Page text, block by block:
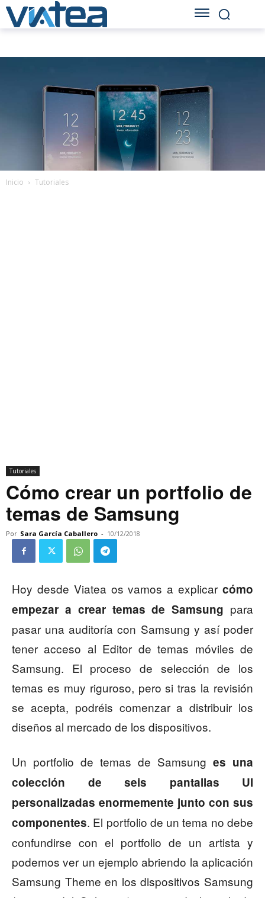
Inicio Tutoriales
Tutoriales
Cómo crear un portfolio de
temas de Samsung
Por Sara García Caballero - 10/12/2018
Hoy desde Viatea os vamos a explicar cómo
empezar a crear temas de Samsung para
pasar una auditoría con Samsung y así poder
tener acceso al Editor de temas móviles de
Samsung. El proceso de selección de los
temas es muy riguroso, pero si tras la revisión
se acepta, podréis comenzar a distribuir los
diseños al mercado de los dispositivos.
Un portfolio de temas de Samsung es una
colección de seis pantallas UI
personalizadas enormemente junto con sus
componentes. El portfolio de un tema no debe
confundirse con el portfolio de un artista y
podemos ver un ejemplo abriendo la aplicación
Samsung Theme en los dispositivos Samsung